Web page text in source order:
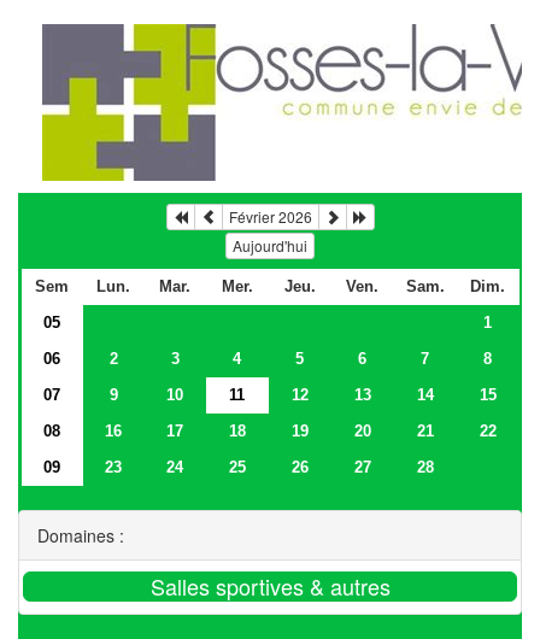
Février 2026
Aujourd'hui
Sem Lun. Mar. Mer. Jeu. Ven. Sam.
Dim.
05
1
06
2 3 4 5 6 7
8
07
9 10 11 12 13 14
15
08
16 17 18 19 20 21
22
09
23 24 25 26 27 28
Domaines :